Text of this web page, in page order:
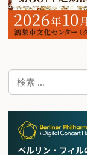
検
索